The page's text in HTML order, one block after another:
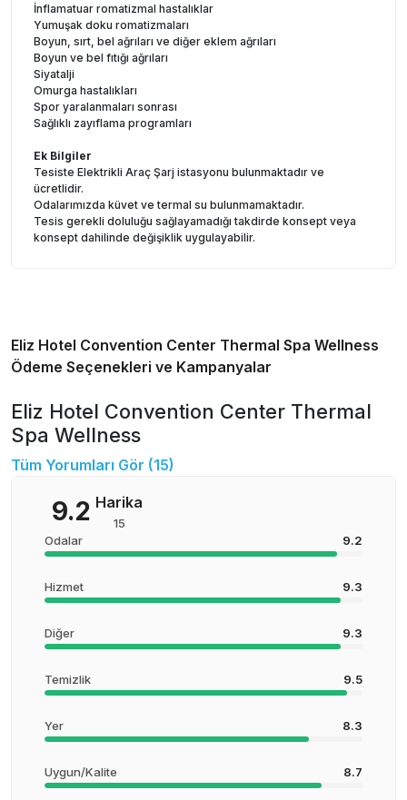
İnflamatuar romatizmal hastalıklar
Yumuşak doku romatizmaları
Boyun, sırt, bel ağrıları ve diğer eklem ağrıları
Boyun ve bel fıtığı ağrıları
Siyatalji
Omurga hastalıkları
Spor yaralanmaları sonrası
Sağlıklı zayıflama programları
Ek Bilgiler
Tesiste Elektrikli Araç Şarj istasyonu bulunmaktadır ve
ücretlidir.
Odalarımızda küvet ve termal su bulunmamaktadır.
Tesis gerekli doluluğu sağlayamadığı takdirde konsept veya
konsept dahilinde değişiklik uygulayabilir.
Eliz Hotel Convention Center Thermal Spa Wellness
Ödeme Seçenekleri ve Kampanyalar
Eliz Hotel Convention Center Thermal
Spa Wellness
Tüm Yorumları Gör (15)
9.2 Harika
15
Odalar
9.2
Hizmet 9.3
Diğer 9.3
Temizlik 9.5
Yer 8.3
Uygun/Kalite 8.7